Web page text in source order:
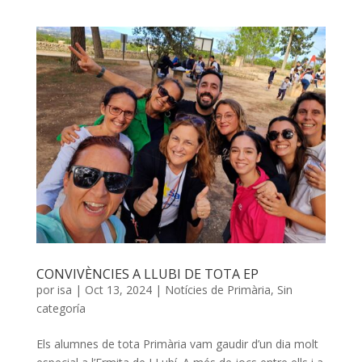
CONVIVÈNCIES A LLUBI DE TOTA EP
por isa | Oct 13, 2024| Notícies de Primària, Sin
categoría
Els alumnes de tota Primària vam gaudir d’un dia molt